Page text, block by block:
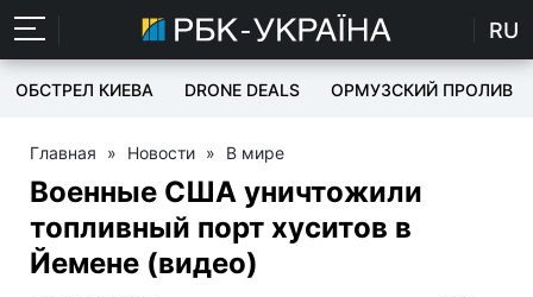
RU
ОБСТРЕЛ КИЕВА DRONE DEALS ОРМУЗСКИЙ ПРОЛИВ
Главная » Новости » В мире
Военные США уничтожили
топливный порт хуситов в
Йемене (видео)